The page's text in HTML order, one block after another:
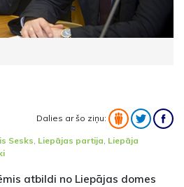
Dalies ar šo ziņu:
Sesks, Liepājas partija, Liepāja
atbildi no Liepājas domes